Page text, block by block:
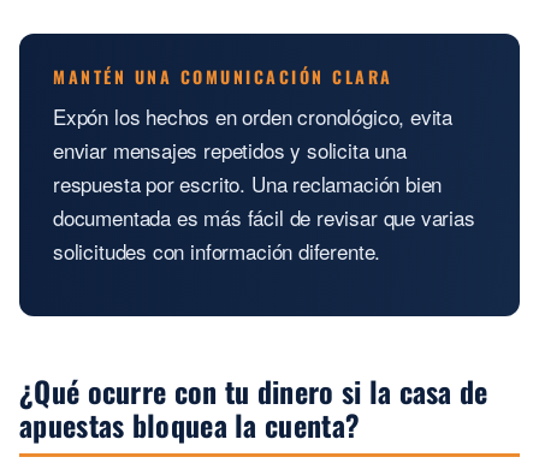
MANTÉN UNA COMUNICACIÓN CLARA
Expón los hechos en orden cronológico, evita
enviar mensajes repetidos y solicita una
respuesta por escrito. Una reclamación bien
documentada es más fácil de revisar que varias
solicitudes con información diferente.
¿Qué ocurre con tu dinero si la casa de
apuestas bloquea la cuenta?